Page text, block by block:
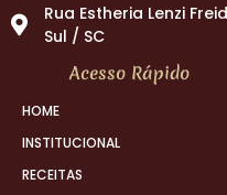
Rua Estheria Lenzi
Sul / SC
Acesso Rápido
HOME
INSTITUCIONAL
RECEITAS